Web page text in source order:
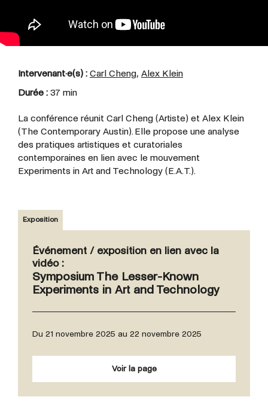
Intervenant·e(s) : Carl Cheng, Alex Klein
Durée : 37 min
La conférence réunit Carl Cheng (Artiste) et Alex Klein
(The Contemporary Austin). Elle propose une analyse
des pratiques artistiques et curatoriales
contemporaines en lien avec le mouvement
Experiments in Art and Technology (E.A.T.).
Exposition
Événement / exposition en lien avec la
vidéo :
Symposium The Lesser-Known
Experiments in Art and Technology
Du 21 novembre 2025 au 22 novembre 2025
Voir la page